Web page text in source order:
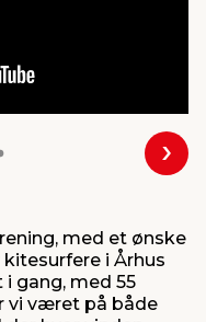
med et ønske
i Århus
gang, med 55
vi været på både